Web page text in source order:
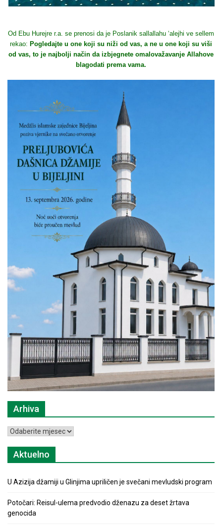
Od Ebu Hurejre r.a. se prenosi da je Poslanik sallallahu ‘alejhi ve sellem
rekao: Pogledajte u one koji su niži od vas, a ne u one koji su viši
od vas, to je najbolji način da izbjegnete omalovažavanje Allahove
blagodati prema vama.
Arhiva
Arhiva
Aktuelno
U Azizija džamiji u Glinjima upriličen je svečani mevludski program
Potočari: Reisul-ulema predvodio dženazu za deset žrtava
genocida